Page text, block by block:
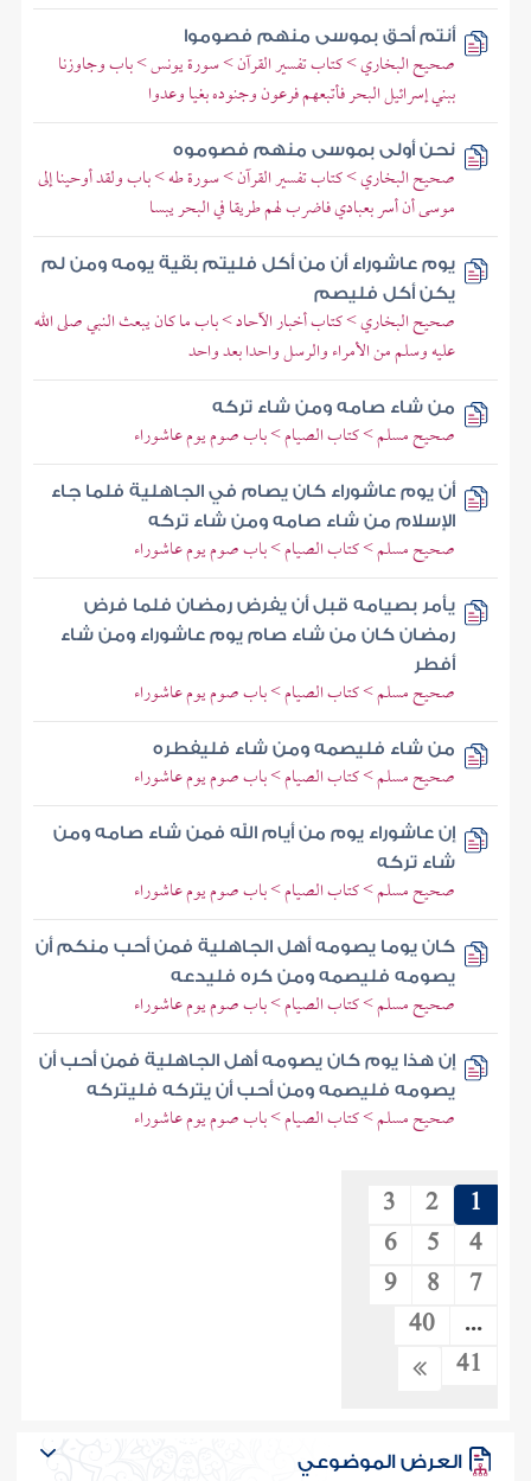
أنتم أحق بموسى منهم فصوموا
صحيح البخاري > كتاب تفسير القرآن > سورة يونس > باب وجاوزنا
ببني إسرائيل البحر فأتبعهم فرعون وجنوده بغيا وعدوا
نحن أولى بموسى منهم فصوموه
صحيح البخاري > كتاب تفسير القرآن > سورة طه > باب ولقد أوحينا إلى
موسى أن أسر بعبادي فاضرب لهم طريقا في البحر يبسا
يوم عاشوراء أن من أكل فليتم بقية يومه ومن لم
يكن أكل فليصم
صحيح البخاري > كتاب أخبار الآحاد > باب ما كان يبعث النبي صلى الله
عليه وسلم من الأمراء والرسل واحدا بعد واحد
من شاء صامه ومن شاء تركه
صحيح مسلم > كتاب الصيام > باب صوم يوم عاشوراء
أن يوم عاشوراء كان يصام في الجاهلية فلما جاء
الإسلام من شاء صامه ومن شاء تركه
صحيح مسلم > كتاب الصيام > باب صوم يوم عاشوراء
يأمر بصيامه قبل أن يفرض رمضان فلما فرض
رمضان كان من شاء صام يوم عاشوراء ومن شاء
أفطر
صحيح مسلم > كتاب الصيام > باب صوم يوم عاشوراء
من شاء فليصمه ومن شاء فليفطره
صحيح مسلم > كتاب الصيام > باب صوم يوم عاشوراء
إن عاشوراء يوم من أيام الله فمن شاء صامه ومن
شاء تركه
صحيح مسلم > كتاب الصيام > باب صوم يوم عاشوراء
كان يوما يصومه أهل الجاهلية فمن أحب منكم أن
يصومه فليصمه ومن كره فليدعه
صحيح مسلم > كتاب الصيام > باب صوم يوم عاشوراء
إن هذا يوم كان يصومه أهل الجاهلية فمن أحب أن
يصومه فليصمه ومن أحب أن يتركه فليتركه
صحيح مسلم > كتاب الصيام > باب صوم يوم عاشوراء
1
2
3
4
5
6
7
8
9
...
40
41
العرض الموضوعي